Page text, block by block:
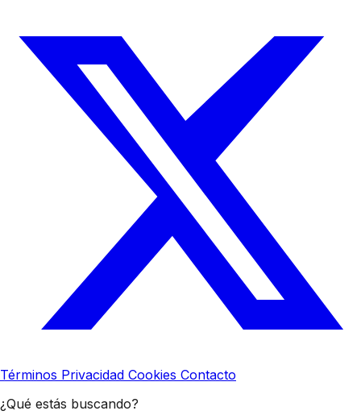
Términos Privacidad Cookies Contacto
¿Qué estás buscando?